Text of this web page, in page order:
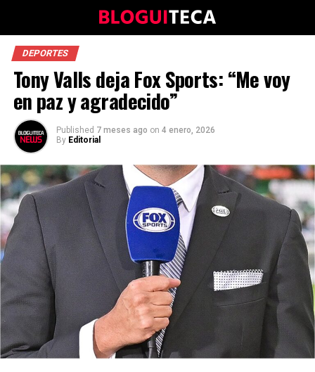
DEPORTES
Tony Valls deja Fox Sports: “Me voy
en paz y agradecido”
Published 7 meses ago on 4 enero, 2026
By Editorial